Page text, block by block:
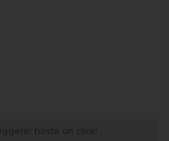
basta un click!